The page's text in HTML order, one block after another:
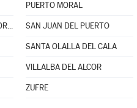
PUERTO MORAL
SAN BARTOLOMÉ DE LA TORRE SAN JUAN DEL PUERTO
SANTA OLALLA DEL CALA
VILLALBA DEL ALCOR
ZUFRE